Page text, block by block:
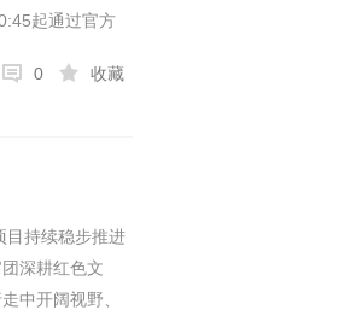
起通过官方
1份，惜败也可
0 收藏
目持续稳步推进
深耕红色文
中开阔视野、